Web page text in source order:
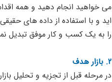
می خواهید انجام دهید و همه
اید و با استفاده از داده های
را به یک کسب و کار موفق تبدیل
2. بازار هدف
در مرحله قبل از تجزیه و تحلیل